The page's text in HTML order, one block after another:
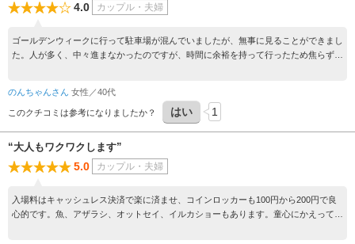
4.0 カップル・夫婦
ゴールデンウィークに行って駐車場が混んでいましたが、無事に見ることができまし
た。人が多く、中々進まなかったのですが、時間に余裕を持って行ったため焦らずに
のんちゃんさん 女性／40代
このクチコミは参考になりましたか？ はい 1
“大人もワクワクします”
5.0 カップル・夫婦
入場料はキャッシュレス決済で楽に済ませ、コインロッカーも100円から200円で良
心的です。魚、アザラシ、オットセイ、イルカショーもあります。童心にかえって素